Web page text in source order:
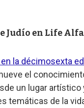
Judío en Life
la décimosexta
el
un lugar artístico
temáticas de la